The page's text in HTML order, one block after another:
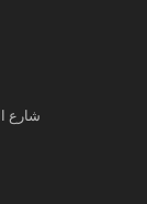
شارع